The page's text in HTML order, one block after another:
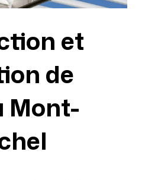
et
de
Mont-